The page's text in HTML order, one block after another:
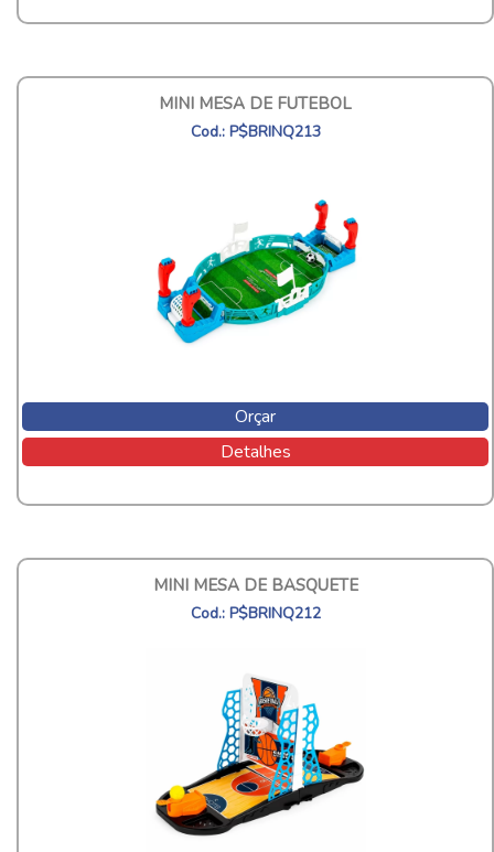
MINI MESA DE FUTEBOL
Cod.: P$BRINQ213
Orçar
Detalhes
MINI MESA DE BASQUETE
Cod.: P$BRINQ212